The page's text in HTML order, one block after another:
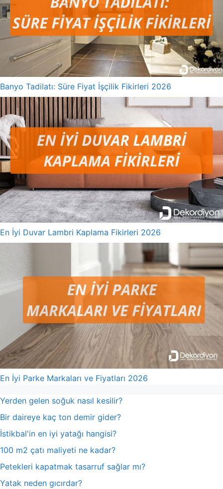
Banyo Tadilatı: Süre Fiyat İşçilik Fikirleri 2026
En İyi Duvar Lambri Kaplama Fikirleri 2026
En İyi Parke Markaları ve Fiyatları 2026
Yerden gelen soğuk nasıl kesilir?
Bir daireye kaç ton demir gider?
İstikbal'in en iyi yatağı hangisi?
100 m2 çatı maliyeti ne kadar?
Petekleri kapatmak tasarruf sağlar mı?
Yatak neden gıcırdar?